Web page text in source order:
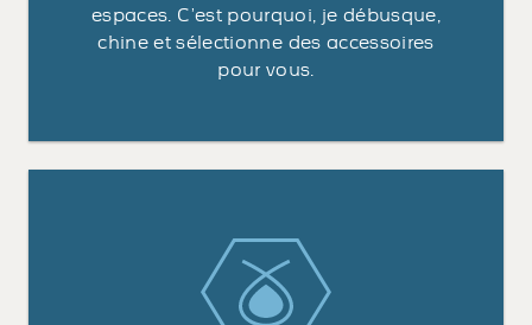
espaces. C’est pourquoi, je débusque,
chine et sélectionne des accessoires
pour vous.